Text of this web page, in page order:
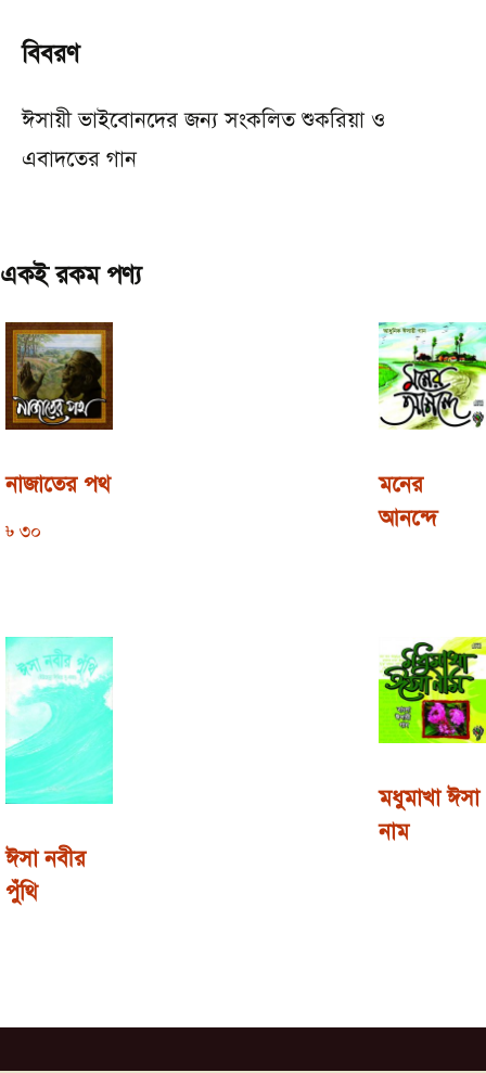
বিবরণ
ঈসায়ী ভাইবোনদের জন্য সংকলিত শুকরিয়া ও
এবাদতের গান
একই রকম পণ্য
নাজাতের পথ
৳ 30
মনের
আনন্দে
ঈসা নবীর
পুঁথি
মধুমাখা ঈসা
নাম